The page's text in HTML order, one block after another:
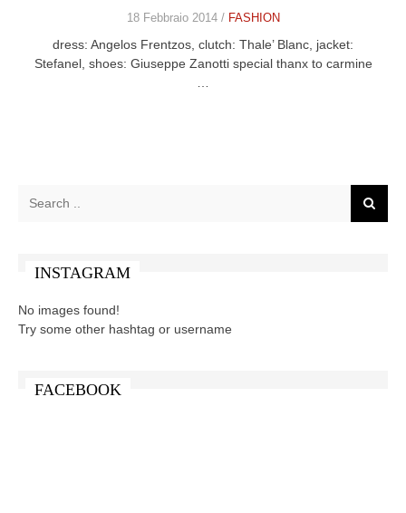
18 Febbraio 2014 / FASHION
dress: Angelos Frentzos, clutch: Thale’ Blanc, jacket:
Stefanel, shoes: Giuseppe Zanotti special thanx to carmine
INSTAGRAM
No images found!
Try some other hashtag or username
FACEBOOK